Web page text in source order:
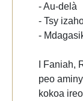
- Au-delà
- Tsy
-
I Faniah,
peo
kokoa